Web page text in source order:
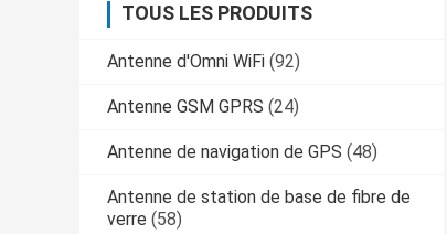
TOUS LES PRODUITS
Antenne d'Omni WiFi (92)
Antenne GSM GPRS (24)
Antenne de navigation de GPS (48)
Antenne de station de base de fibre de
verre (58)